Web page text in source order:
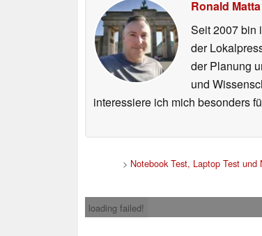
Ronald Matta
Seit 2007 bin
der
der Planung
und
interessiere ich mich besonders
> Notebook Test, Laptop Test und
loading failed!